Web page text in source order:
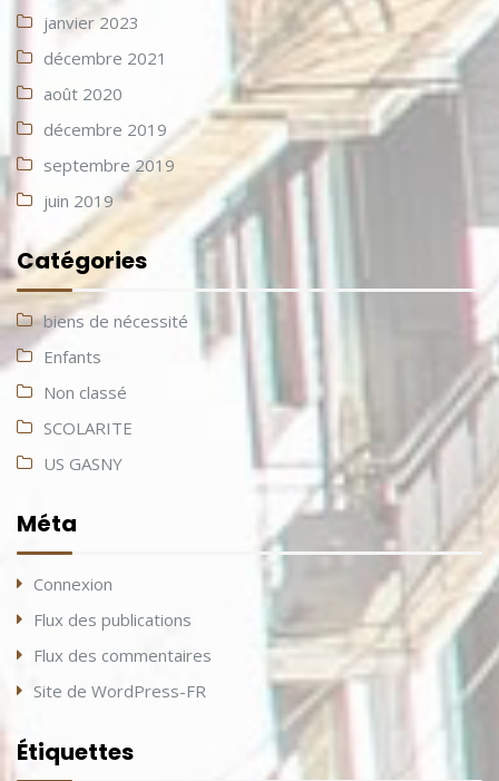
janvier 2023
décembre 2021
août 2020
décembre 2019
septembre 2019
juin 2019
Catégories
biens de nécessité
Enfants
Non classé
SCOLARITE
US GASNY
Méta
Connexion
Flux des publications
Flux des commentaires
Site de WordPress-FR
Étiquettes